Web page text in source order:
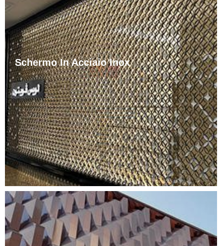
Schermo In Acciaio Inox
Con i cambiamenti negli stili di vita, la scala dei mobili
è aumentata di conseguenza e anche la disposizione
degli schermi nella stanza ha sviluppato un certo
schema. In generale, ci sono due modi: simmetrico e
……